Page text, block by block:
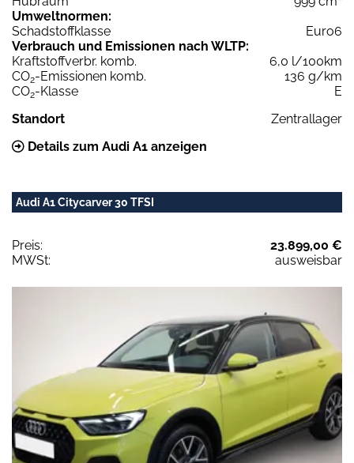
Umweltnormen:
Schadstoffklasse
Euro6
Verbrauch und Emissionen nach WLTP:
Kraftstoffverbr. komb.
6,0 l/100km
CO2-Emissionen komb.
136 g/km
CO2-Klasse
E
Standort
Zentrallager
Details zum Audi A1 anzeigen
Audi A1 Citycarver 30 TFSI
Preis:
23.899,00 €
MWSt:
ausweisbar